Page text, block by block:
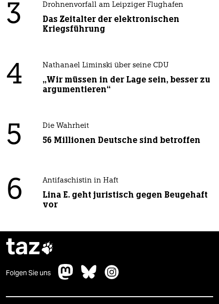
3 Drohnenvorfall am Leipziger Flughafen
Das Zeitalter der elektronischen
Kriegsführung
4 Nathanael Liminski über seine CDU
„Wir müssen in der Lage sein, besser zu
argumentieren“
5 Die Wahrheit
56 Millionen Deutsche sind betroffen
6 Antifaschistin in Haft
Lina E. geht juristisch gegen Beugehaft
vor
taz
Folgen Sie uns